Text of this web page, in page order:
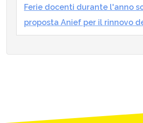
Ferie docenti durante l'anno
proposta Anief per il rinnovo